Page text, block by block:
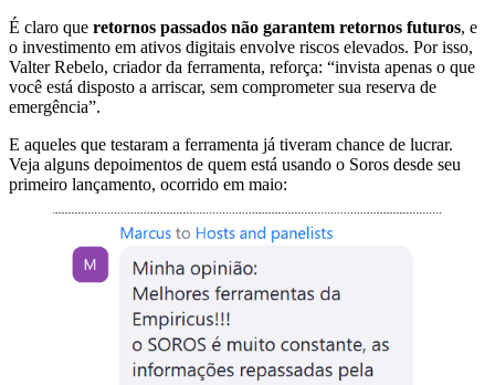
É claro que retornos passados não garantem retornos futuros, e
o investimento em ativos digitais envolve riscos elevados. Por isso,
Valter Rebelo, criador da ferramenta, reforça: “invista apenas o que
você está disposto a arriscar, sem comprometer sua reserva de
emergência”.
E aqueles que testaram a ferramenta já tiveram chance de lucrar.
Veja alguns depoimentos de quem está usando o Soros desde seu
primeiro lançamento, ocorrido em maio: